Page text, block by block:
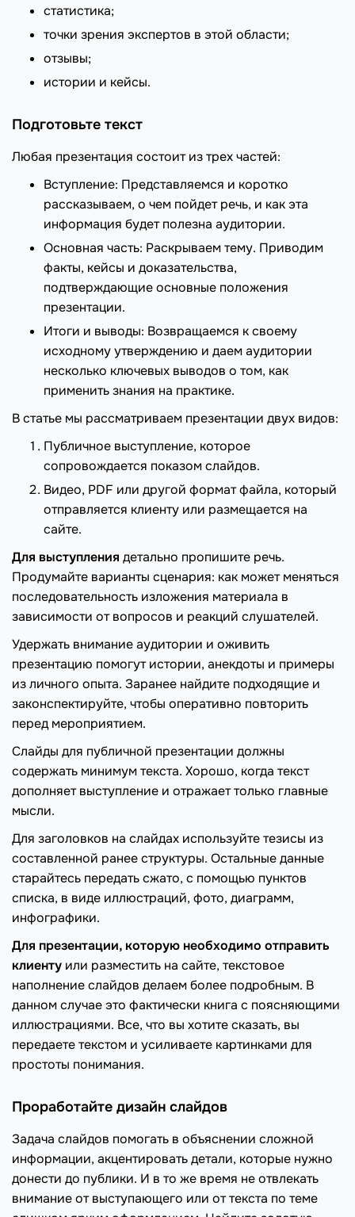
статистика;
точки зрения экспертов в этой области;
отзывы;
истории и кейсы.
Подготовьте текст
Любая презентация состоит из трех частей:
Вступление: Представляемся и коротко
рассказываем, о чем пойдет речь, и как эта
информация будет полезна аудитории.
Основная часть: Раскрываем тему. Приводим
факты, кейсы и доказательства,
подтверждающие основные положения
презентации.
Итоги и выводы: Возвращаемся к своему
исходному утверждению и даем аудитории
несколько ключевых выводов о том, как
применить знания на практике.
В статье мы рассматриваем презентации двух видов:
Публичное выступление, которое
сопровождается показом слайдов.
Видео, PDF или другой формат файла, который
отправляется клиенту или размещается на
сайте.
Для выступления детально пропишите речь.
Продумайте варианты сценария: как может меняться
последовательность изложения материала в
зависимости от вопросов и реакций слушателей.
Удержать внимание аудитории и оживить
презентацию помогут истории, анекдоты и примеры
из личного опыта. Заранее найдите подходящие и
законспектируйте, чтобы оперативно повторить
перед мероприятием.
Слайды для публичной презентации должны
содержать минимум текста. Хорошо, когда текст
дополняет выступление и отражает только главные
мысли.
Для заголовков на слайдах используйте тезисы из
составленной ранее структуры. Остальные данные
старайтесь передать сжато, с помощью пунктов
списка, в виде иллюстраций, фото, диаграмм,
инфографики.
Для презентации, которую необходимо отправить
клиенту или разместить на сайте, текстовое
наполнение слайдов делаем более подробным. В
данном случае это фактически книга с поясняющими
иллюстрациями. Все, что вы хотите сказать, вы
передаете текстом и усиливаете картинками для
простоты понимания.
Проработайте дизайн слайдов
Задача слайдов помогать в объяснении сложной
информации, акцентировать детали, которые нужно
донести до публики. И в то же время не отвлекать
внимание от выступающего или от текста по теме